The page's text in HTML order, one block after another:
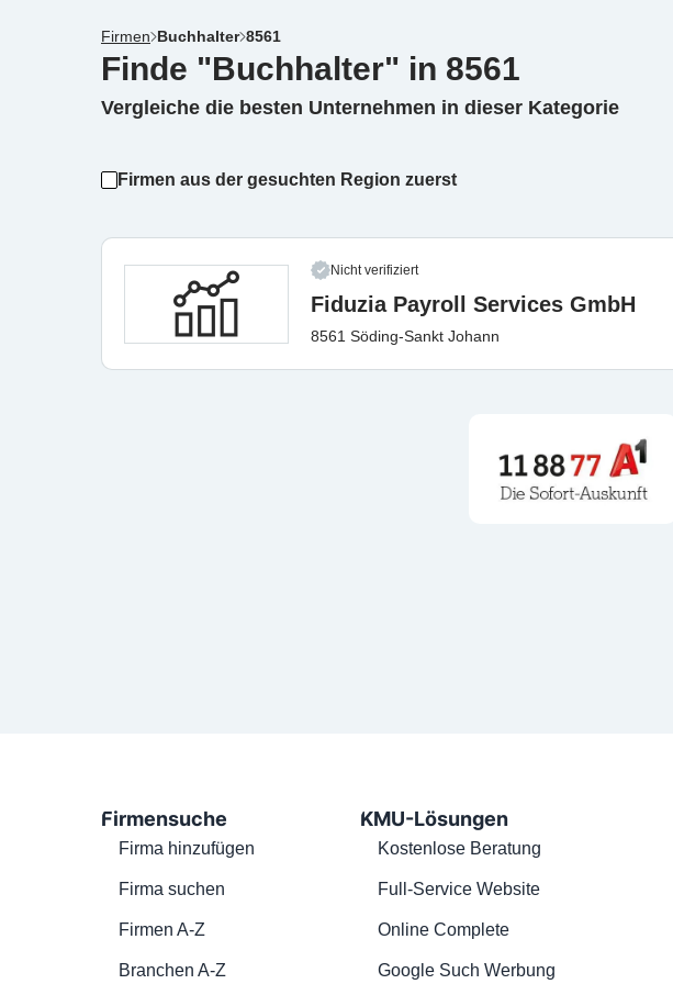
Firmen Buchhalter 8561
Finde "Buchhalter" in 8561
Vergleiche die besten Unternehmen in dieser Kategorie
Firmen aus der gesuchten Region zuerst
Nicht verifiziert
Fiduzia Payroll Services GmbH
8561 Söding-Sankt Johann
Firmensuche
Firma hinzufügen
Firma suchen
Firmen A-Z
Branchen A-Z
KMU-Lösungen
Kostenlose Beratung
Full-Service Website
Online Complete
Google Such Werbung